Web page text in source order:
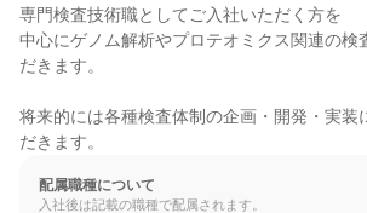
専門検査技術職としてご入社いただく方を
中心にゲノム解析やプロテオミクス関連の検
だきます。
将来的には各種検査体制の企画・開発・実装
だきます。
配属職種について
入社後は記載の職種で配属されます。